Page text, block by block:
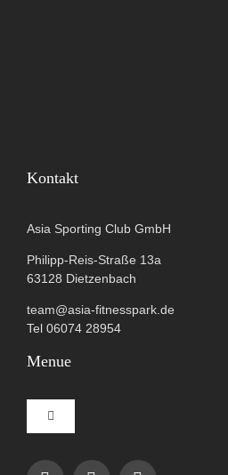
Kontakt
Asia Sporting Club GmbH
Philipp-Reis-Straße 13a
63128 Dietzenbach
team@asia-fitnesspark.de
Tel 06074 28954
Menue
Toggle
Navigation
Impressum